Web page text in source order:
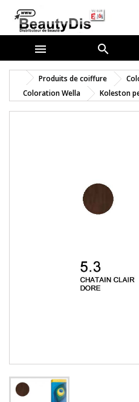
 
Produits de coiffure
Coloration Wella
Koleston